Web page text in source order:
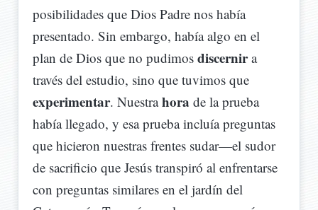
posibilidades que Dios Padre nos había
presentado. Sin embargo, había algo en el
plan de Dios que no pudimos discernira
través del estudio, sino que tuvimos que
experimentar. Nuestrahora de la prueba
había llegado, y esa prueba incluía preguntas
que hicieron nuestras frentes sudar—el sudor
de sacrificio que Jesús transpiró al enfrentarse
con preguntas similares en el jardín del